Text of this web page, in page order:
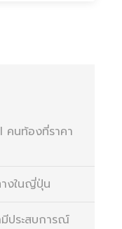
คนท้องที่ราคา
งในญี่ปุ่น
ประสบการณ์